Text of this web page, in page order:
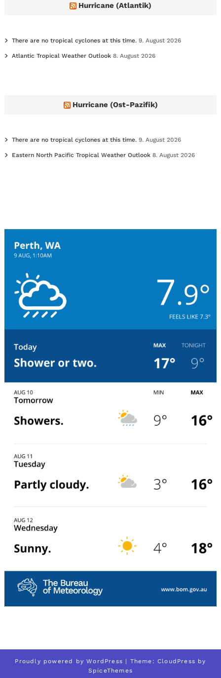
Hurricane (Atlantik)
There are no tropical cyclones at this time. 9. August 2026
Atlantic Tropical Weather Outlook 8. August 2026
Hurricane (Ost-Pazifik)
There are no tropical cyclones at this time. 9. August 2026
Eastern North Pacific Tropical Weather Outlook 8. August 2026
Proudly powered byWordPress | Theme: CloudPress by
SpiceThemes